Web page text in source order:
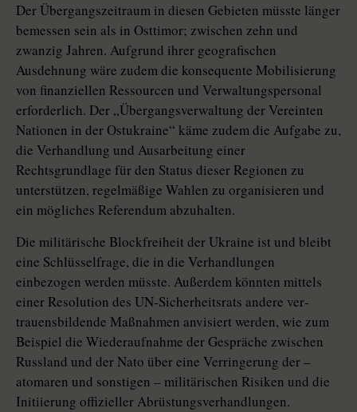
Der Übergangszeitraum in diesen Gebieten müsste länger
bemessen sein als in Osttimor; zwischen zehn und
zwanzig Jahren. Aufgrund ihrer geografischen
Ausdehnung wäre zudem die konsequente Mobilisierung
von finanziellen Ressourcen und Verwaltungspersonal
erforderlich. Der „Übergangsverwaltung der Vereinten
Nationen in der Ostukraine“ käme zudem die Aufgabe zu,
die Verhandlung und Ausarbeitung einer
Rechtsgrundlage für den Status dieser Regionen zu
unterstützen, regelmäßige Wahlen zu organisieren und
ein mögliches Referendum abzuhalten.
Die militärische Blockfreiheit der Ukraine ist und bleibt
eine Schlüsselfrage, die in die Verhandlungen
einbezogen werden müsste. Außerdem könnten mittels
einer Resolution des UN-Sicherheitsrats andere ver­
trauens­bil­den­de Maßnahmen anvisiert werden, wie zum
Beispiel die Wiederaufnahme der Gespräche zwischen
Russland und der Nato über eine Verringerung der –
atomaren und sonstigen – militärischen Risiken und die
Initiierung offizieller Abrüstungsverhandlungen.